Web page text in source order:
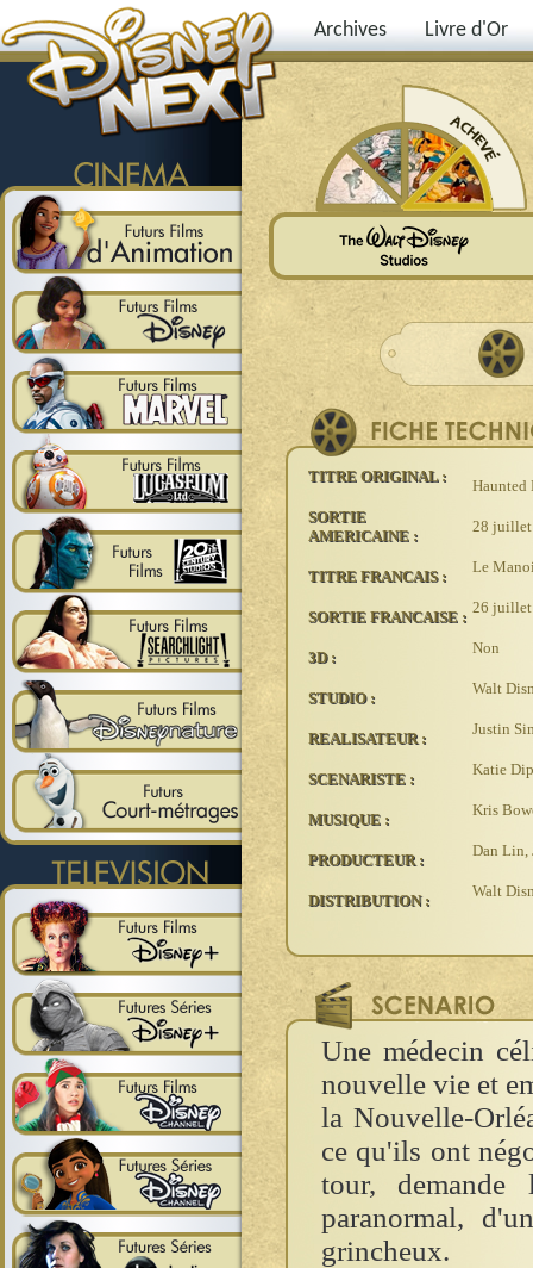
Archives Livre d'Or
TITRE ORIGINAL :
SORTIE
AMERICAINE :
TITRE FRANCAIS :
SORTIE FRANCAISE :
3D :
STUDIO :
REALISATEUR :
SCENARISTE :
MUSIQUE :
PRODUCTEUR :
DISTRIBUTION :
Haunted
28
Le
26
Non
Walt
Justin
Katie
Kris
Dan Lin,
Walt
Une médecin
nouvelle vie et
la Nouvelle-
ce qu'ils ont
tour,
paranormal,
grincheux.